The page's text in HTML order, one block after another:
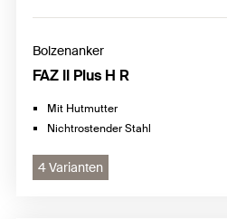
Bolzenanker
FAZ II Plus H R
Mit Hutmutter
Nichtrostender Stahl
4 Varianten